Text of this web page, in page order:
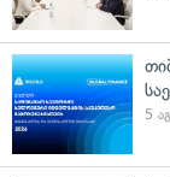
5